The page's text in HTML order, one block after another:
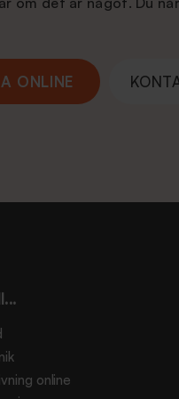
ONLINE
online